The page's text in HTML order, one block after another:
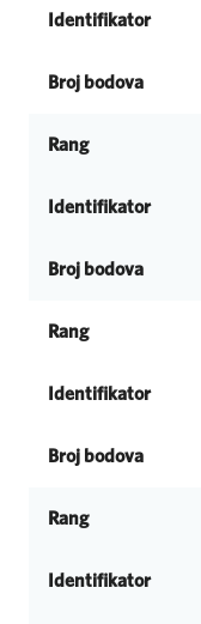
Identifikator
Broj bodova
Rang
Identifikator
Broj bodova
Rang
Identifikator
Broj bodova
Rang
Identifikator